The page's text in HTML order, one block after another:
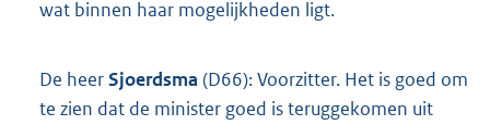
wat binnen haar mogelijkheden ligt.
De heerSjoerdsma (D66): Voorzitter. Het is goed om
te zien dat de minister goed is teruggekomen uit